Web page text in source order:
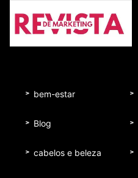
bem-estar
Blog
cabelos e beleza